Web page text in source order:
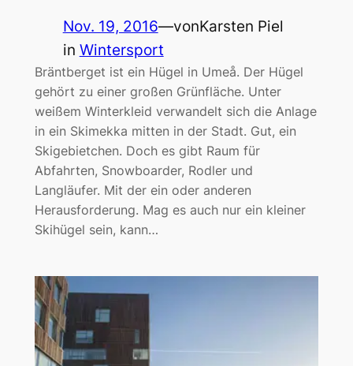
Nov. 19, 2016—vonKarsten Piel
in Wintersport
Bräntberget ist ein Hügel in Umeå. Der Hügel
gehört zu einer großen Grünfläche. Unter
weißem Winterkleid verwandelt sich die Anlage
in ein Skimekka mitten in der Stadt. Gut, ein
Skigebietchen. Doch es gibt Raum für
Abfahrten, Snowboarder, Rodler und
Langläufer. Mit der ein oder anderen
Herausforderung. Mag es auch nur ein kleiner
Skihügel sein, kann…